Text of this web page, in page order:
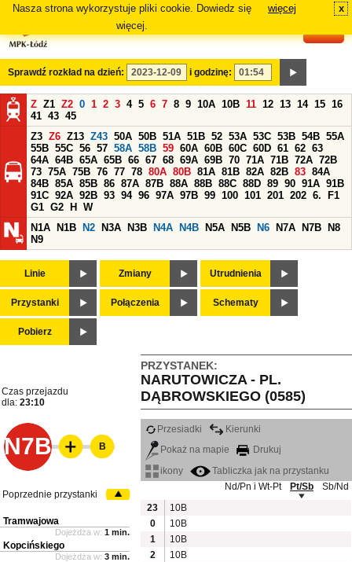
Nasza strona wykorzystuje pliki cookie. Dowiedz się
więcej.
więcej x
Sprawdź rozkład na dzień: i godzinę:
Z Z1 Z2 0 1 2 3 4 5 6 7 8 9 10A 10B 11 12 13 14 15 16
41 43 45
Z3 Z6 Z13 Z43 50A 50B 51A 51B 52 53A 53C 53B 54B 55A
55B 55C 56 57 58A 58B 59 60A 60B 60C 60D 61 62 63
64A 64B 65A 65B 66 67 68 69A 69B 70 71A 71B 72A 72B
73 75A 75B 76 77 78 80A 80B 81A 81B 82A 82B 83 84A
84B 85A 85B 86 87A 87B 88A 88B 88C 88D 89 90 91A 91B
91C 92A 92B 93 94 96 97A 97B 99 100 101 201 202 6.
F1
G1 G2 H
W
N1A
N1B N2 N3A N3B N4A N4B N5A N5B N6 N7A N7B
N8
N9
Linie Zmiany Utrudnienia
Przystanki Połączenia Schematy
Pobierz
PRZYSTANEK:
NARUTOWICZA - PL.
DĄBROWSKIEGO (0585)
Czas przejazdu
dla: 23:10
N7B
Przesiadki
Kierunki
Pokaż na mapie
Drukuj
ikony
Tabliczka jak na przystanku
Nd/Pn i Wt-Pt
Pt/Sb
Sb/Nd
23
10B
0
10B
1
10B
2
10B
B
Poprzednie przystanki
Tramwajowa
Dojeżdża w: 1 min.
Kopcińskiego
Dojeżdża w: 3 min.